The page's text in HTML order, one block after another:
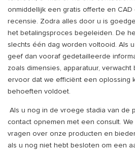
onmiddellijk een gratis offerte en
recensie. Zodra alles door u is
het betalingsproces begeleiden. De
slechts één dag worden voltooid. Als
geef dan vooraf gedetailleerde
zoals dimensies, apparatuur, verwacht
ervoor dat we efficiënt een oplossing
behoeften voldoet.
Als u nog in de vroege stadia van de
contact opnemen met een consult.
vragen over onze producten en
als u nog niet hebt besloten om een